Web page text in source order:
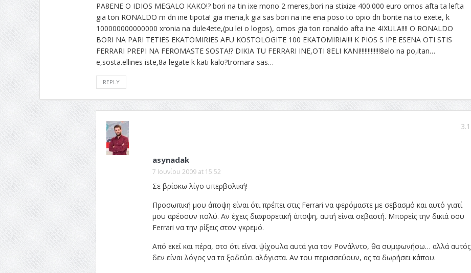
PA8ENE O IDIOS MEGALO KAKO!? bori na tin ixe mono 2 meres,bori na stixize 400.000 euro omos afta ta lefta
gia ton RONALDO m dn ine tipota! gia mena,k gia sas bori na ine ena poso to opio dn borite na to exete, k
100000000000000 xronia na dule4ete,(pu lei o logos), omos gia ton ronaldo afta ine 4IXULA!!!! O RONALDO
BORI NA PARI TETIES EKATOMIRIES AFU KOSTOLOGITE 100 EKATOMIRIA!!!! K PIOS S IPE ESENA OTI STIS
FERRARI PREPI NA FEROMASTE SOSTA!? DIKIA TU FERRARI INE,OTI 8ELI KANI!!!!!!!!!!!!!8elo na po,itan…
e,sosta.ellines iste,8a legate k kati kalo?tromara sas…
REPLY
3.1
asynadak
7 Ιουνίου 2009 at 15:52
Σε βρίσκω λίγο υπερβολική!
Προσωπική μου άποψη είναι ότι πρέπει στις Ferrari να φερόμαστε με σεβασμό και αυτό γιατί
μου αρέσουν πολύ. Αν έχεις διαφορετική άποψη, αυτή είναι σεβαστή. Μπορείς την δικιά σου
Ferrari να την ρίξεις στον γκρεμό.
Από εκεί και πέρα, στο ότι είναι ψίχουλα αυτά για τον Ρονάλντο, θα συμφωνήσω… αλλά αυτός
δεν είναι λόγος να τα ξοδεύει αλόγιστα. Αν του περισσεύουν, ας τα δωρήσει κάπου.